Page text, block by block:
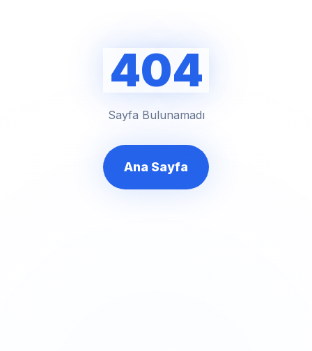
404
Sayfa Bulunamadı
Ana Sayfa